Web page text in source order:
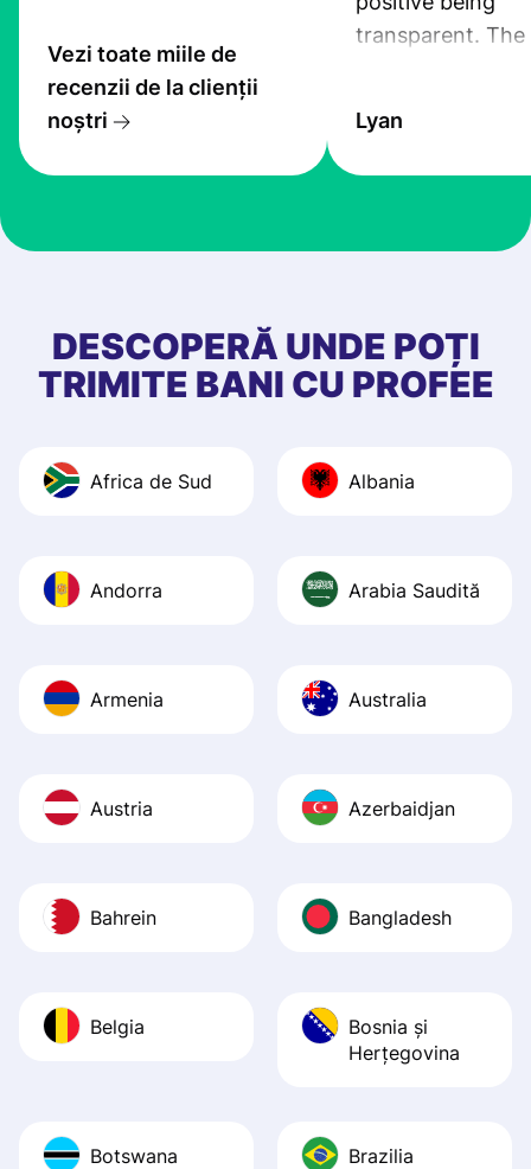
Vezi toate miile de
recenzii de la clienții
noștri
transparent. The
the exchange
at Profee is very
first started
app, and they
quick to provide
Lyan
DESCOPERĂ UNDE POȚI
TRIMITE BANI CU PROFEE
Africa de Sud Albania
Andorra Arabia Saudită
Armenia Australia
Austria Azerbaidjan
Bahrein Bangladesh
Belgia
Bosnia şi
Herţegovina
Botswana Brazilia